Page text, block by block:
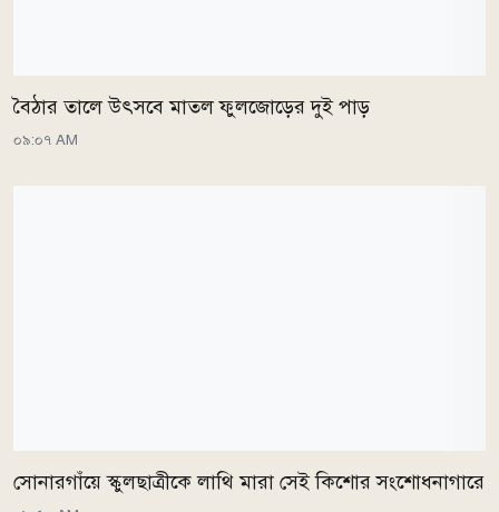
বৈঠার তালে উৎসবে মাতল ফুলজোড়ের দুই পাড়
০৯:০৭ AM
সোনারগাঁয়ে স্কুলছাত্রীকে লাথি মারা সেই কিশোর সংশোধনাগারে